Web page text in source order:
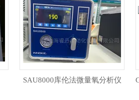
SAU8000库伦法微量氧分析仪